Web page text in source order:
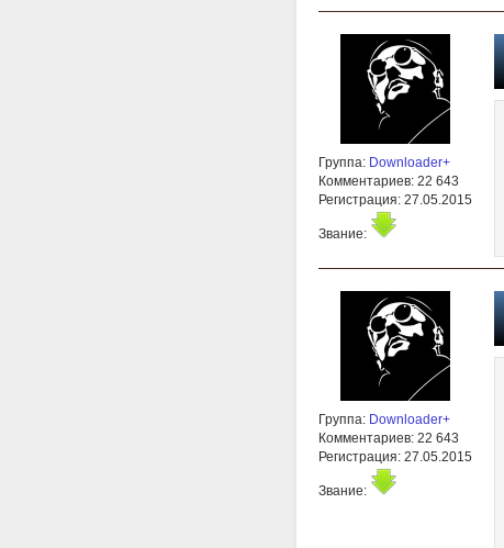
Группа: Downloader+
Комментариев: 22 643
Регистрация: 27.05.2015
Звание:
Группа: Downloader+
Комментариев: 22 643
Регистрация: 27.05.2015
Звание: